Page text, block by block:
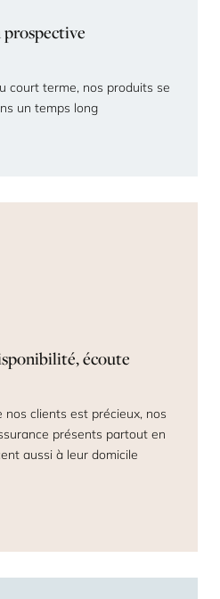
court terme, nos produits se
un temps long
écoute
nos clients est précieux, nos
présents partout en
aussi à leur domicile